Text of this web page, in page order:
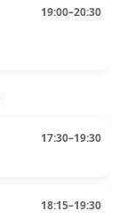
19:00–20:30
17:30–19:30
18:15–19:30